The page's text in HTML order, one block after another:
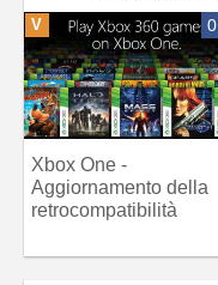
V 0
Xbox One -
Aggiornamento della
retrocompatibilità